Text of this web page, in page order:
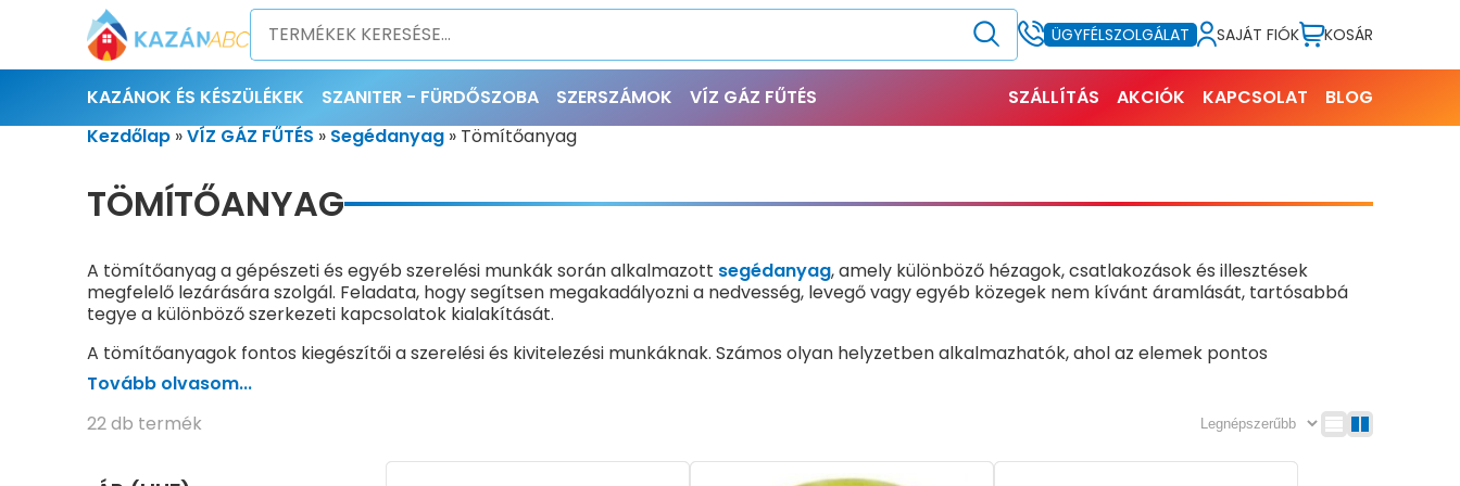
ÜGYFÉLSZOLGÁLAT SAJÁT FIÓK KOSÁR
KAZÁNOK ÉS KÉSZÜLÉKEK SZANITER - FÜRDŐSZOBA SZERSZÁMOK VÍZ GÁZ FŰTÉS SZÁLLÍTÁS AKCIÓK KAPCSOLAT
BLOG
Kezdőlap »VÍZ GÁZ FŰTÉS » Segédanyag » Tömítőanyag
TÖMÍTŐANYAG
A tömítőanyag a gépészeti és egyéb szerelési munkák során alkalmazott segédanyag, amely különböző hézagok, csatlakozások és illesztések
megfelelő lezárására szolgál. Feladata, hogy segítsen megakadályozni a nedvesség, levegő vagy egyéb közegek nem kívánt áramlását, tartósabbá
tegye a különböző szerkezeti kapcsolatok kialakítását.
A tömítőanyagok fontos kiegészítői a szerelési és kivitelezési munkáknak. Számos olyan helyzetben alkalmazhatók, ahol az elemek pontos
illeszkedése önmagában nem biztosít megfelelő zárást. Használhatók többek között csatlakozások tömítésére, hézagok kitöltésére, szerkezeti
elemek illesztésére, valamint különböző épületgépészeti munkák során felmerülő tömítési feladatokra.
A megfelelő tömítőanyag kiválasztása mindig az alkalmazási területtől, a tömítendő felülettől, az anyagok típusától és a környezeti hatásoktól függ.
Fontos figyelembe venni például, hogy beltéri vagy kültéri használatra kerül-e sor, szükséges-e rugalmasság, illetve milyen hőmérsékleti vagy
nedvességi terhelésnek lesz kitéve az anyag.
Tovább olvasom...
22 db termék